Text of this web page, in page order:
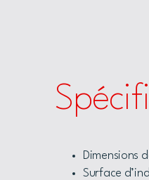
Dimensions
Surface